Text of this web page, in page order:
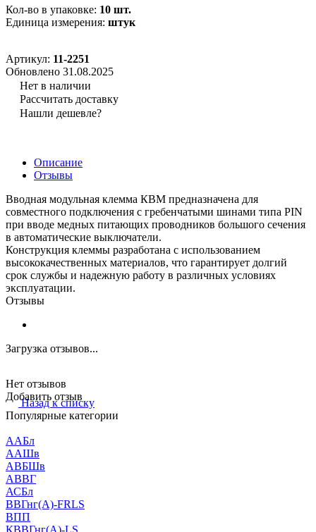
Кол-во в упаковке: 10 шт.
Единица измерения: штук
Артикул: 11-2251
Обновлено 31.08.2025
Нет в наличии
Рассчитать доставку
Нашли дешевле?
Описание
Отзывы
Вводная модульная клемма КВМ предназначена для
совместного подключения с гребенчатыми шинами типа PIN
при вводе медных питающих проводников большого сечения
в автоматические выключатели.
Конструкция клеммы разработана с использованием
высококачественных материалов, что гарантирует долгий
срок службы и надежную работу в различных условиях
эксплуатации.
Отзывы
Загрузка отзывов...
Нет отзывов
Добавить отзыв
Назад к списку
Популярные категории
ААБл
ААШв
АВБШв
АВВГ
АСБл
ВВГнг(А)-FRLS
ВПП
КВВГнг(А)-LS